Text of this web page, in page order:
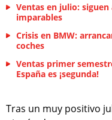
Ventas en julio:
imparables
Crisis en BMW:
coches
Ventas primer
España es ¡segunda!
Tras un muy positivo